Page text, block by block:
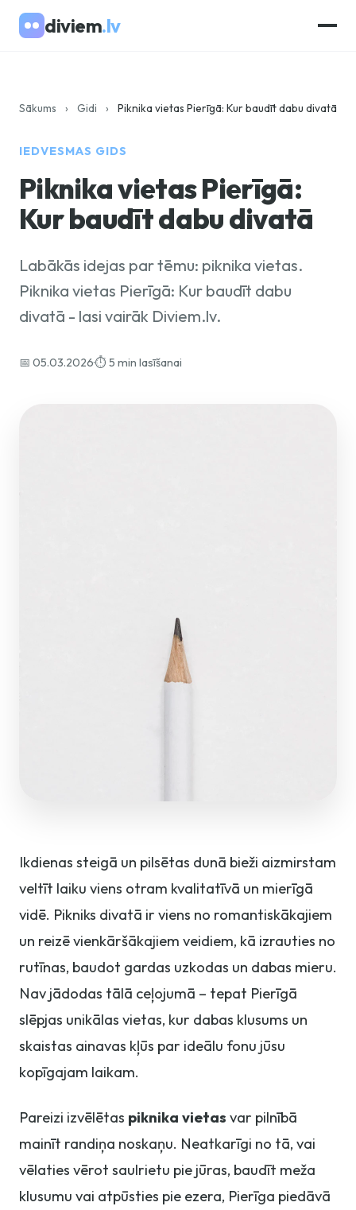
diviem.lv
Sākums › Gidi › Piknika vietas Pierīgā: Kur baudīt dabu divatā
IEDVESMAS GIDS
Piknika vietas Pierīgā:
Kur baudīt dabu divatā
Labākās idejas par tēmu: piknika vietas.
Piknika vietas Pierīgā: Kur baudīt dabu
divatā - lasi vairāk Diviem.lv.
📅 05.03.2026·⏱️ 5 min lasīšanai
Ikdienas steigā un pilsētas dunā bieži aizmirstam
veltīt laiku viens otram kvalitatīvā un mierīgā
vidē. Pikniks divatā ir viens no romantiskākajiem
un reizē vienkāršākajiem veidiem, kā izrauties no
rutīnas, baudot gardas uzkodas un dabas mieru.
Nav jādodas tālā ceļojumā – tepat Pierīgā
slēpjas unikālas vietas, kur dabas klusums un
skaistas ainavas kļūs par ideālu fonu jūsu
kopīgajam laikam.
Pareizi izvēlētas piknika vietas var pilnībā
mainīt randiņa noskaņu. Neatkarīgi no tā, vai
vēlaties vērot saulrietu pie jūras, baudīt meža
klusumu vai atpūsties pie ezera, Pierīga piedāvā